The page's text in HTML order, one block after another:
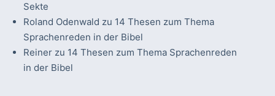
Sekte
Roland Odenwald zu 14 Thesen zum Thema
Sprachenreden in der Bibel
Reinerzu 14 Thesen zum Thema Sprachenreden
in der Bibel